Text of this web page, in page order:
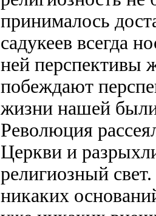
принималось
садукеев всегда
ней перспективы
побеждают
жизни нашей
Революция
Церкви и
религиозный
никаких